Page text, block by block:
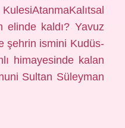
elinde kaldı? Yavuz
şehrin ismini Kudüs-
himayesinde kalan
Sultan Süleyman